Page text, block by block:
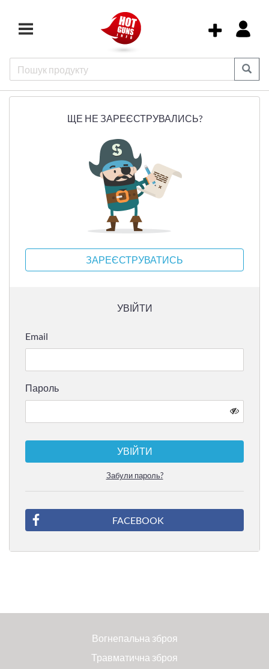
ЩЕ НЕ ЗАРЕЄСТРУВАЛИСЬ?
ЗАРЕЄСТРУВАТИСЬ
УВІЙТИ
Email
Пароль
УВІЙТИ
Забули пароль?
FACEBOOK
Вогнепальна зброя
Травматична зброя